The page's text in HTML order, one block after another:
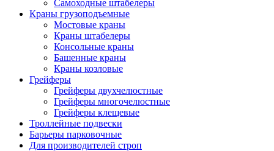
Самоходные штабелеры
Краны грузоподъемные
Мостовые краны
Краны штабелеры
Консольные краны
Башенные краны
Краны козловые
Грейферы
Грейферы двухчелюстные
Грейферы многочелюстные
Грейферы клещевые
Троллейные подвески
Барьеры парковочные
Для производителей строп